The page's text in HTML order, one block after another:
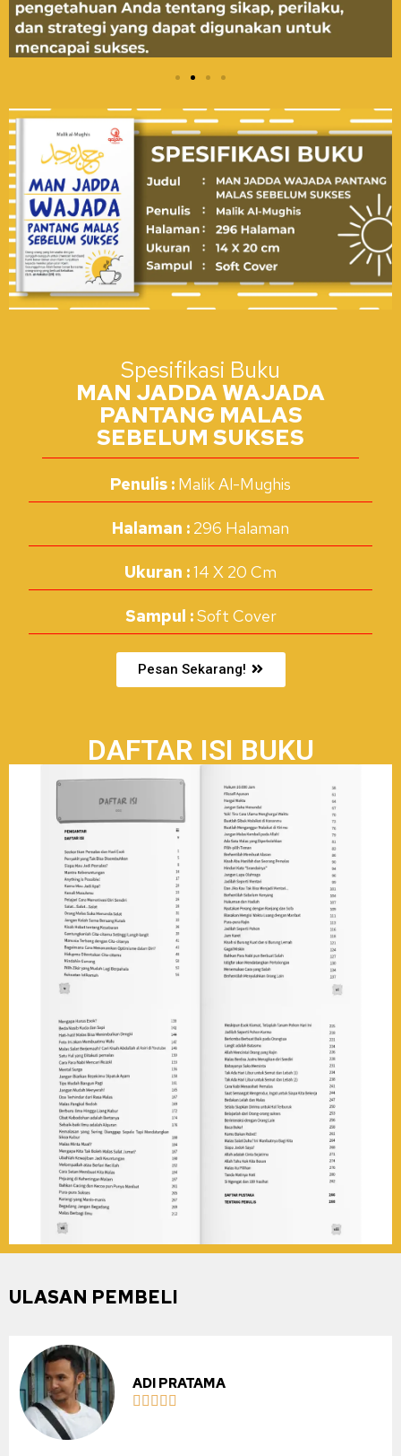
Spesifikasi Buku
MAN JADDA WAJADA
PANTANG MALAS
SEBELUM SUKSES
Penulis : Malik Al-Mughis
Halaman : 296 Halaman
Ukuran :14 X 20 Cm
Sampul :Soft Cover
Pesan Sekarang!
DAFTAR ISI BUKU
ULASAN PEMBELI
ADI PRATAMA
    